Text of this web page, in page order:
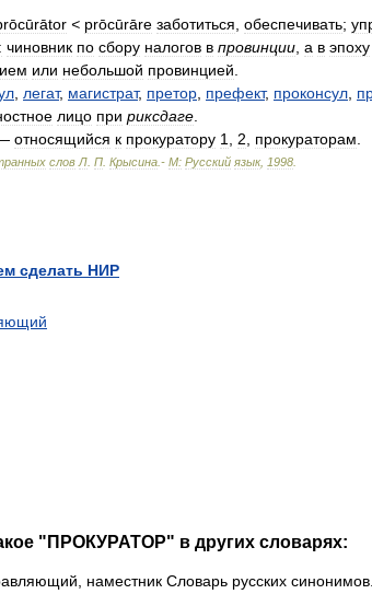
< prōcūrāre заботиться обеспечивать;
чиновник по сбору налогов в провинции а в эпоху
или небольшой провинцией
легат, магистрат, претор префект, проконсул
лицо при риксдаге
относящийся к прокуратору 1 2 прокураторам
слов Л П Крысина .- М: Русский язык, 1998
сделать НИР
"ПРОКУРАТОР" в других словарях:
наместник Словарь русских